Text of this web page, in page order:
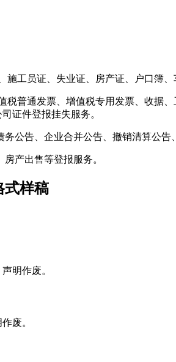
施工员证、失业证、房产证、户口簿
税普通发票、增值税专用发票、收据
证件登报挂失服务。
公告、企业合并公告、撤销清算公告
产出售等登报服务。
式样稿
明作废。
废。